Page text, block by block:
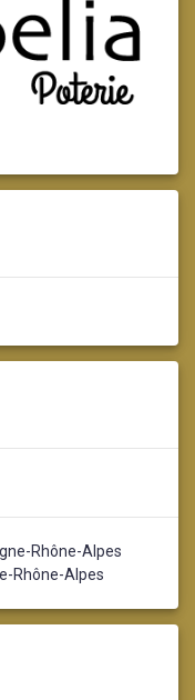
Rhône-Alpes